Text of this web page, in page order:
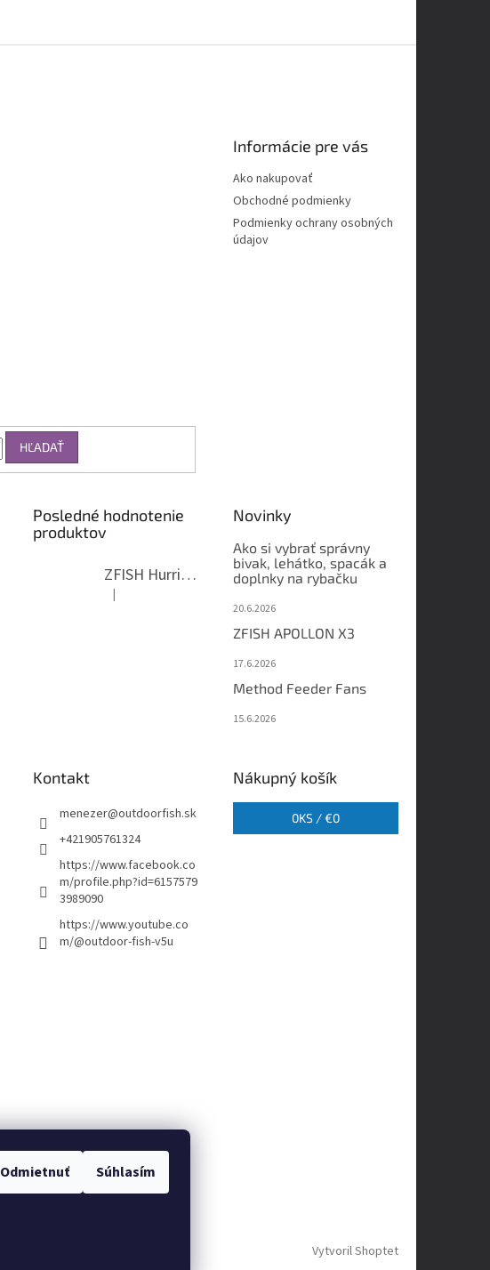
Odmietnuť Súhlasím
Informácie pre vás
Ako nakupovať
Obchodné podmienky
Podmienky ochrany osobných
údajov
HĽADAŤ
Posledné hodnotenie
produktov
ZFISH Hurricane Camo Kreslo
Hodnotenie produktu je 5 z 5 hviezdičiek.
|
Novinky
Ako si vybrať správny
bivak, lehátko, spacák a
doplnky na rybačku
20.6.2026
ZFISH APOLLON X3
17.6.2026
Method Feeder Fans
15.6.2026
Kontakt
menezer@outdoorfish.sk
+421905761324
https://www.facebook.co
m/profile.php?id=6157579
3989090
https://www.youtube.co
m/@outdoor-fish-v5u
Nákupný košík
0KS /€0
Vytvoril Shoptet